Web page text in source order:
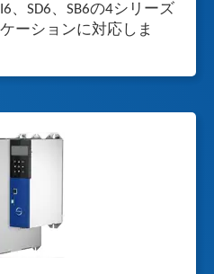
、SD6、SB6の4シリーズ
ーションに対応しま